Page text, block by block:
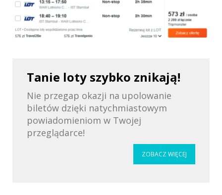
Tanie loty szybko znikają!
Nie przegap okazji na upolowanie
biletów dzięki natychmiastowym
powiadomieniom w Twojej
przeglądarce!
ZOBACZ WIĘCEJ